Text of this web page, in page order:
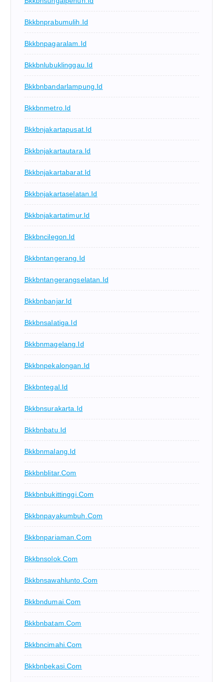
Bkkbnprabumulih.id
Bkkbnpagaralam.id
Bkkbnlubuklinggau.id
Bkkbnbandarlampung.id
Bkkbnmetro.id
Bkkbnjakartapusat.id
Bkkbnjakartautara.id
Bkkbnjakartabarat.id
Bkkbnjakartaselatan.id
Bkkbnjakartatimur.id
Bkkbncilegon.id
Bkkbntangerang.id
Bkkbntangerangselatan.id
Bkkbnbanjar.id
Bkkbnsalatiga.id
Bkkbnmagelang.id
Bkkbnpekalongan.id
Bkkbntegal.id
Bkkbnsurakarta.id
Bkkbnbatu.id
Bkkbnmalang.id
Bkkbnblitar.com
Bkkbnbukittinggi.com
Bkkbnpayakumbuh.com
Bkkbnpariaman.com
Bkkbnsolok.com
Bkkbnsawahlunto.com
Bkkbndumai.com
Bkkbnbatam.com
Bkkbncimahi.com
Bkkbnbekasi.com